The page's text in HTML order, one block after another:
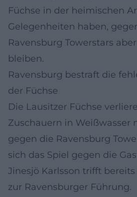
Füchse in der heimischen
Gelegenheiten haben,
Ravensburg Towerstars
bleiben.
Ravensburg bestraft die
der Füchse
Die Lausitzer Füchse
Zuschauern in Weißwasser
gegen die Ravensburg
sich das Spiel gegen die
Jinesjö Karlsson trifft
zur Ravensburger Führung.